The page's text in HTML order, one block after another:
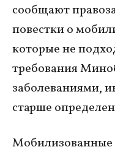
сообщают
повестки о
которые не
требования
заболеваниями,
старше
Мобилизованные